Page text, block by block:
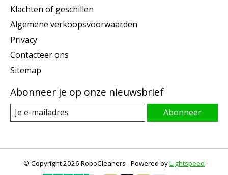
Klachten of geschillen
Algemene verkoopsvoorwaarden
Privacy
Contacteer ons
Sitemap
Abonneer je op onze nieuwsbrief
Abonneer
© Copyright 2026 RoboCleaners - Powered byLightspeed